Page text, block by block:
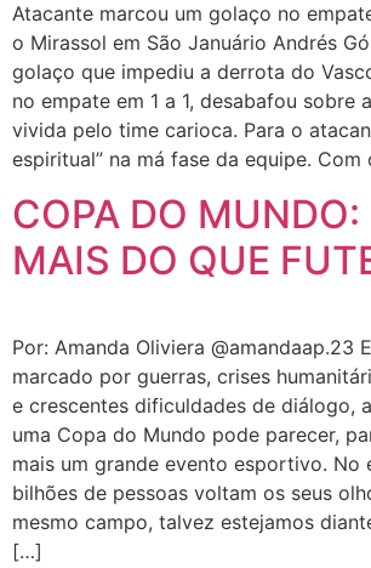
Atacante marcou um golaço no
o Mirassol em São Januário Andrés
golaço que impediu a derrota do
no empate em 1 a 1, desabafou sobre
vivida pelo time carioca. Para o
espiritual” na má fase da equipe.
COPA DO
MAIS DO QUE
Por: Amanda Oliviera @amandaap.23
marcado por guerras, crises
e crescentes dificuldades de diálogo,
uma Copa do Mundo pode parecer,
mais um grande evento esportivo. No
bilhões de pessoas voltam os seus
mesmo campo, talvez estejamos
[…]